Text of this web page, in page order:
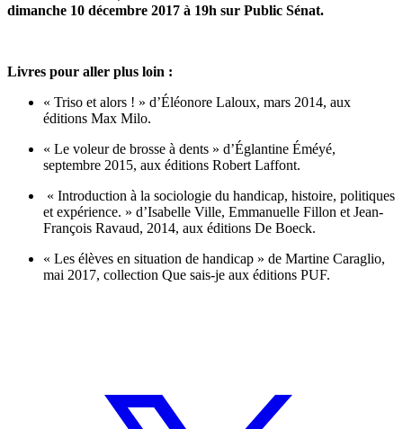
dimanche 10 décembre 2017 à 19h sur Public Sénat.
Livres pour aller plus loin :
« Triso et alors ! » d’Éléonore Laloux, mars 2014, aux
éditions Max Milo.
« Le voleur de brosse à dents » d’Églantine Éméyé,
septembre 2015, aux éditions Robert Laffont.
« Introduction à la sociologie du handicap, histoire, politiques
et expérience. » d’Isabelle Ville, Emmanuelle Fillon et Jean-
François Ravaud, 2014, aux éditions De Boeck.
« Les élèves en situation de handicap » de Martine Caraglio,
mai 2017, collection Que sais-je aux éditions PUF.